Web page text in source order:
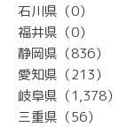
石川県（0）
福井県（0）
静岡県（836）
愛知県（213）
岐阜県（1,378）
三重県（56）